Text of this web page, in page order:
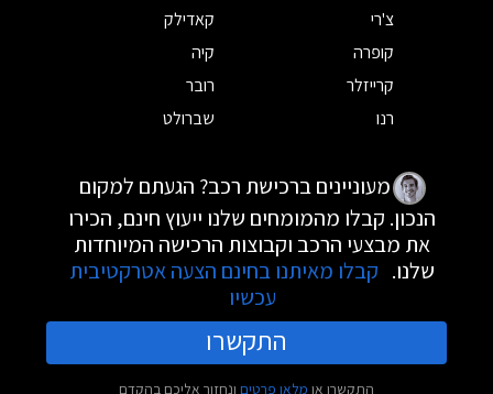
צ'רי
קאדילק
קופרה
קיה
קרייזלר
רובר
רנו
שברולט
מעוניינים ברכישת רכב? הגעתם למקום
הנכון. קבלו מהמומחים שלנו ייעוץ חינם, הכירו
את מבצעי הרכב וקבוצות הרכישה המיוחדות
שלנו. קבלו מאיתנו בחינם הצעה אטרקטיבית
עכשיו
התקשרו
התקשרו או מלאו פרטים ונחזור אליכם בהקדם